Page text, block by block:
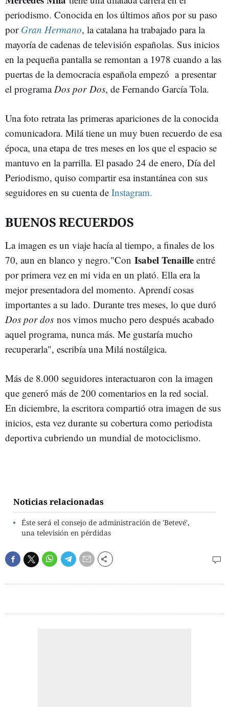
periodismo. Conocida en los últimos años por su paso
porGran Hermano, la catalana ha trabajado para la
mayoría de cadenas de televisión españolas. Sus inicios
en la pequeña pantalla se remontan a 1978 cuando a las
puertas de la democracia española empezó a presentar
el programaDos por Dos, de Fernando García Tola.
Una foto retrata las primeras apariciones de la conocida
comunicadora. Milá tiene un muy buen recuerdo de esa
época, una etapa de tres meses en los que el espacio se
mantuvo en la parrilla. El pasado 24 de enero, Día del
Periodismo, quiso compartir esa instantánea con sus
seguidores en su cuenta de Instagram.
BUENOS RECUERDOS
La imagen es un viaje hacía al tiempo, a finales de los
70, aun en blanco y negro."Con Isabel Tenaille entré
por primera vez en mi vida en un plató. Ella era la
mejor presentadora del momento. Aprendí cosas
importantes a su lado. Durante tres meses, lo que duró
Dos por dos nos vimos mucho pero después acabado
aquel programa, nunca más. Me gustaría mucho
recuperarla", escribía una Milá nostálgica.
Más de 8.000 seguidores interactuaron con la imagen
que generó más de 200 comentarios en la red social.
En diciembre, la escritora compartió otra imagen de sus
inicios, esta vez durante su cobertura como periodista
deportiva cubriendo un mundial de motociclismo.
Noticias relacionadas
Éste será el consejo de administración de 'Betevé',
una televisión en pérdidas